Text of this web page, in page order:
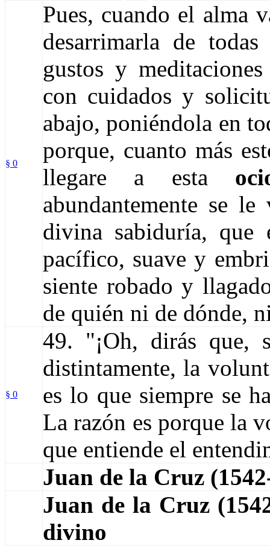
§ 0
Pues, cuando el alma
desarrimarla de
gustos y
con cuidados y
abajo, poniéndola en
porque, cuanto más
llegare a esta
abundantemente se
divina sabiduría, que
pacífico, suave y
siente robado y
de quién ni de dónde,
§ 0
49. "¡Oh, ­dirás­ que,
distintamente, la
es lo que siempre se
La razón es porque la
que entiende el
Juan de la Cruz
Juan de la Cruz
divino